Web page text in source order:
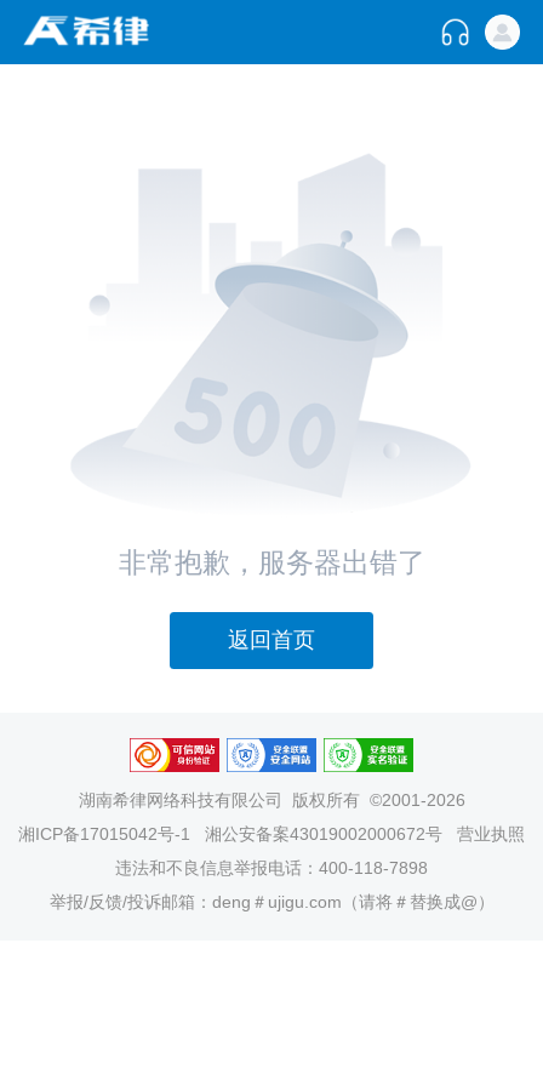
非常抱歉，服务器出错了
返回首页
湖南希律网络科技有限公司
版权所有 ©2001-2026
湘ICP备17015042号-1
湘公安备案43019002000672号
营业执照
违法和不良信息举报电话：400-118-7898
举报/反馈/投诉邮箱：deng＃ujigu.com（请将＃替换成@）